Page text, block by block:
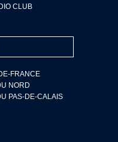
CLUB
FRANCE
NORD
PAS-DE-CALAIS